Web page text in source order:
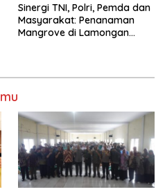
Sinergi TNI, Polri, Pemda dan
Masyarakat: Penanaman
Mangrove di Lamongan